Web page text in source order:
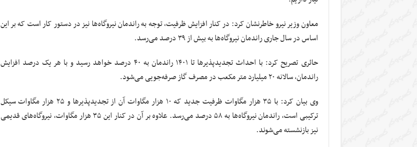
معاون وزیر نیرو خاطرنشان کرد: در کنار افزایش ظرفیت، توجه به راندمان نیروگاه‌ها نیز در دستور کار است که بر این
اساس در سال جاری راندمان نیروگاه‌ها به بیش از ۳۹ درصد می‌رسد.
حائری تصریح کرد: با احداث تجدیدپذیرها تا ۱۴۰۱ راندمان به ۴۰ درصد خواهد رسید و با هر یک درصد افزایش
راندمان، سالانه ۲۰ میلیارد متر مکعب در مصرف گاز صرفه‌جویی می‌شود.
وی بیان کرد: با ۳۵ هزار مگاوات ظرفیت جدید که ۱۰ هزار مگاوات آن از تجدیدپذیرها و ۲۵ هزار مگاوات سیکل
ترکیبی است، راندمان نیروگاه‌ها به ۵۸ درصد می‌رسد. علاوه بر آن در کنار این ۳۵ هزار مگاوات، نیروگاه‌های قدیمی
نیز بازنشسته می‌شوند.